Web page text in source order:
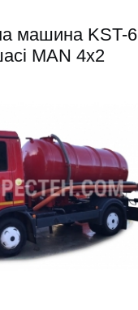
машина KST-6
MAN 4х2